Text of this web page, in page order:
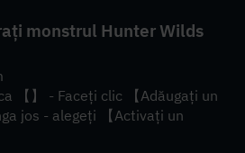
monstrul Hunter Wilds
【】 - Faceți clic 【Adăugați un
jos - alegeți 【Activați un